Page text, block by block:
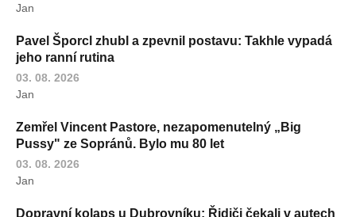
Jan
Pavel Šporcl zhubl a zpevnil postavu: Takhle vypadá
jeho ranní rutina
03. 08. 2026
Jan
Zemřel Vincent Pastore, nezapomenutelný „Big
Pussy" ze Sopránů. Bylo mu 80 let
03. 08. 2026
Jan
Dopravní kolaps u Dubrovníku: Řidiči čekali v autech